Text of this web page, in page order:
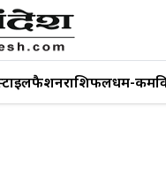
फैशनराशिफलधर्म-कर्म